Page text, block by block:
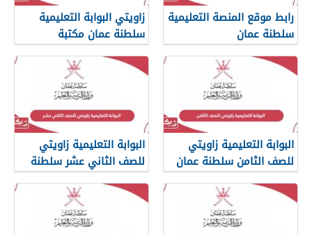
رابط موقع المنصة التعليمية
سلطنة عمان
home.moe.gov.om
زاويتي البوابة التعليمية
سلطنة عمان مكتبة
الاختبارات
البوابة التعليمية زاويتي
للصف الثامن سلطنة عمان
البوابة التعليمية زاويتي
للصف الثاني عشر سلطنة
عمان